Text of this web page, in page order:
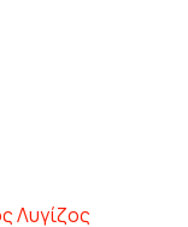
Λυγίζος